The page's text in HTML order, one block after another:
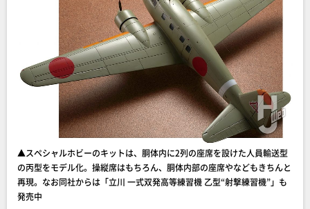
▲スペシャルホビーのキットは、胴体内に2列の座席を設けた人員輸送型
の丙型をモデル化。操縦席はもちろん、胴体内部の座席やなどもきちんと
再現。なお同社からは「立川 一式双発高等練習機 乙型“射撃練習機”」も
発売中